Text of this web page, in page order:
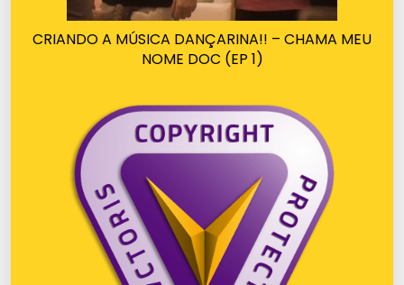
CRIANDO A MÚSICA DANÇARINA!! – CHAMA MEU
NOME DOC (EP 1)